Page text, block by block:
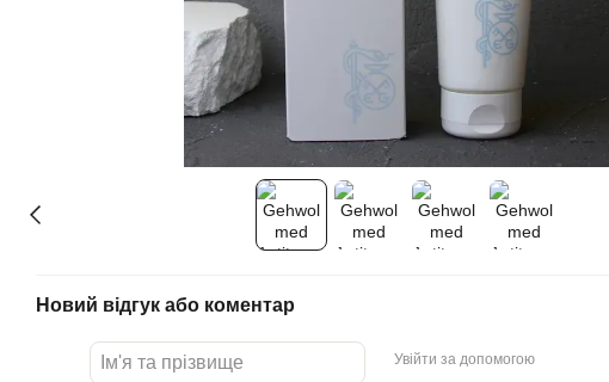
Новий відгук або коментар
Увійти за допомогою